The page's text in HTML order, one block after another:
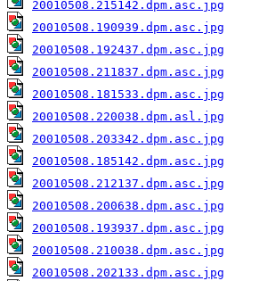
20010508.215142.dpm.asc.jpg
20010508.190939.dpm.asc.jpg
20010508.192437.dpm.asc.jpg
20010508.211837.dpm.asc.jpg
20010508.181533.dpm.asc.jpg
20010508.220038.dpm.asl.jpg
20010508.203342.dpm.asc.jpg
20010508.185142.dpm.asc.jpg
20010508.212137.dpm.asc.jpg
20010508.200638.dpm.asc.jpg
20010508.193937.dpm.asc.jpg
20010508.210038.dpm.asc.jpg
20010508.202133.dpm.asc.jpg